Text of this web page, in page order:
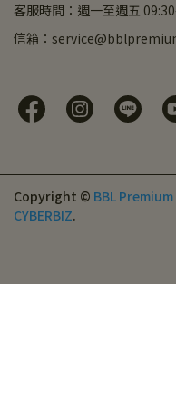
客服時間：週一至週五
信箱：
Copyright © BBL Premium
CYBERBIZ.